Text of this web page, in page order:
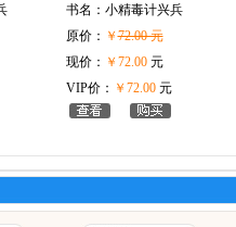
书名： 小精毒计兴兵
原价： ￥72.00 元
现价： ￥72.00元
VIP价： ￥72.00元